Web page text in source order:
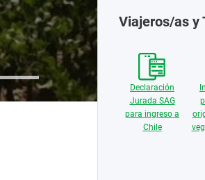
Viajeros/as y
Ingreso o
salida de
Controles
fronterizos y
medios de
Declaración
Jurada SAG
para ingreso a
Chile